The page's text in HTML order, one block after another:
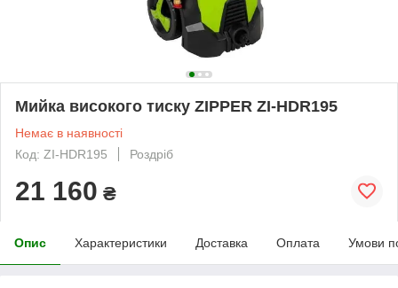
Мийка високого тиску ZIPPER ZI-HDR195
Немає в наявності
Код: ZI-HDR195
Роздріб
21 160 ₴
Опис Характеристики Доставка Оплата Умови